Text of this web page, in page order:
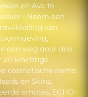
en Ava te
• Neem een
van
een weg door drie
en krachtige
cosmetische items,
en Skins,
emotes, ECHO-